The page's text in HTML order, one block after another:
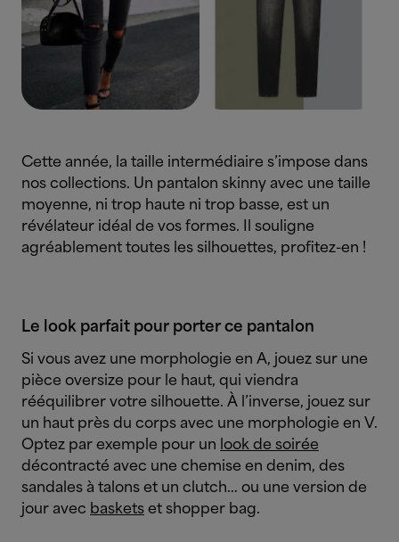
Cette année, la taille intermédiaire s’impose dans
nos collections. Un pantalon skinny avec une taille
moyenne, ni trop haute ni trop basse, est un
révélateur idéal de vos formes. Il souligne
agréablement toutes les silhouettes, profitez-en !
Le look parfait pour porter ce pantalon
Si vous avez une morphologie en A, jouez sur une
pièce oversize pour le haut, qui viendra
rééquilibrer votre silhouette. À l’inverse, jouez sur
un haut près du corps avec une morphologie en V.
Optez par exemple pour un look de soirée
décontracté avec une chemise en denim, des
sandales à talons et un clutch… ou une version de
jour avec baskets et shopper bag.